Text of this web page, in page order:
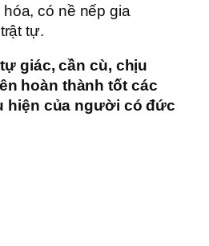
có nề nếp gia
tự.
giác, cần cù, chịu
hoàn thành tốt các
hiện của người có đức